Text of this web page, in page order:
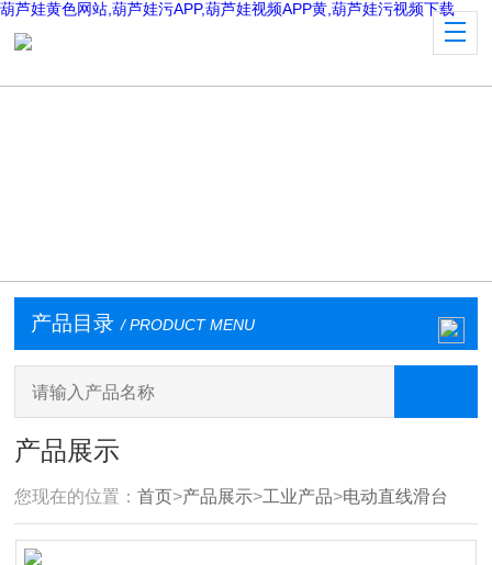
葫芦娃黄色网站,葫芦娃污APP,葫芦娃视频APP黄,葫芦娃污视频下载
产品目录 / PRODUCT MENU
产品展示
您现在的位置：首页>产品展示>工业产品>电动直线滑台